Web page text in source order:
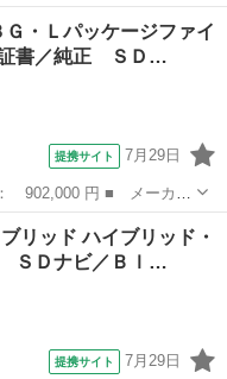
レード名： Ｌ スマキ
： 1300cc ■ ドア枚
・Ｌパッケージファイ
書／純正 ＳＤ…
提携サイト 7月29日
ード名： １３Ｇ・Ｌ
純正 ＳＤナビ／シティ
リッド ハイブリッド・
ＳＤナビ／Ｂｌ…
提携サイト 7月29日